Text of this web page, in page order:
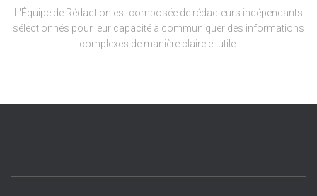
L'Équipe de Rédaction est composée de rédacteurs indépendants
sélectionnés pour leur capacité à communiquer des informations
complexes de manière claire et utile.